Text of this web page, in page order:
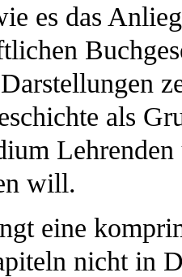
es das
als
will.
eine
nicht in